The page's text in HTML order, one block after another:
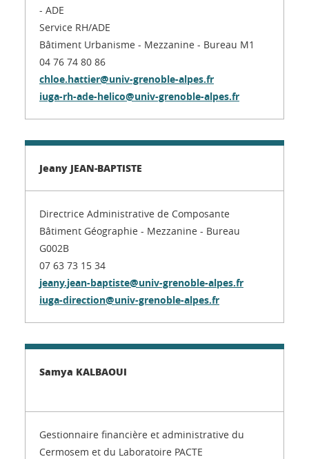
- ADE
Service RH/ADE
Bâtiment Urbanisme - Mezzanine - Bureau M1
04 76 74 80 86
chloe.hattier@univ-grenoble-alpes.fr
iuga-rh-ade-helico@univ-grenoble-alpes.fr
Jeany JEAN-BAPTISTE
Directrice Administrative de Composante
Bâtiment Géographie - Mezzanine - Bureau
G002B
07 63 73 15 34
jeany.jean-baptiste@univ-grenoble-alpes.fr
iuga-direction@univ-grenoble-alpes.fr
Samya KALBAOUI
Gestionnaire financière et administrative du
Cermosem et du Laboratoire PACTE